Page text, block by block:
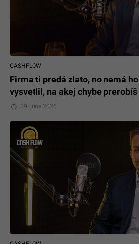
CASHFLOW
Firma ti predá zlato, no nemá
vysvetlil, na akej chybe prerobíš
29. júna 2026